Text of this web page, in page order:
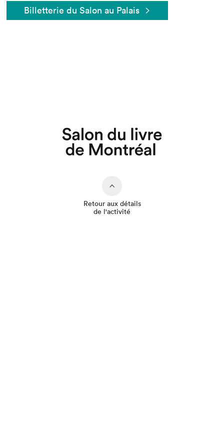
Billetterie du Salon au Palais
Retour aux détails
de l'activité